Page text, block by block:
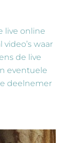
live online
waar
de live
eventuele
deelnemer